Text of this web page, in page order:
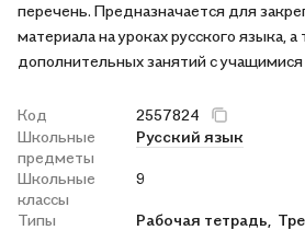
перечень. Предназначается для
материала на уроках русского языка,
дополнительных занятий с учащимися
Код
2557824
Школьные
предметы
Русский язык
Школьные
классы
9
Типы
Рабочая тетрадь,